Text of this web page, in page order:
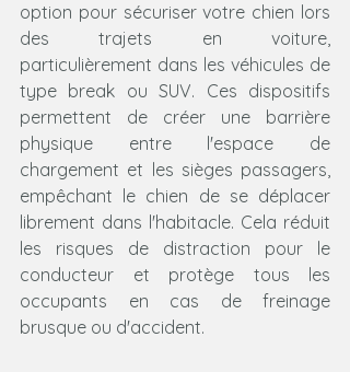
option pour sécuriser votre chien lors
des trajets en voiture,
particulièrement dans les véhicules de
type break ou SUV. Ces dispositifs
permettent de créer une barrière
physique entre l'espace de
chargement et les sièges passagers,
empêchant le chien de se déplacer
librement dans l'habitacle. Cela réduit
les risques de distraction pour le
conducteur et protège tous les
occupants en cas de freinage
brusque ou d'accident.